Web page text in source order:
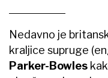
Nedavno je
kraljice supruge
Parker-Bowles